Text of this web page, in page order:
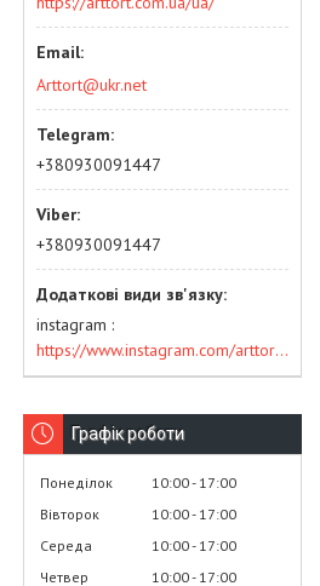
Arttort@ukr.net
+380930091447
+380930091447
instagram
https://www.instagram.com/arttort.com.ua/
Графік роботи
Понеділок 10:00 17:00
Вівторок
10:00 17:00
Середа
10:00 17:00
Четвер
10:00 17:00